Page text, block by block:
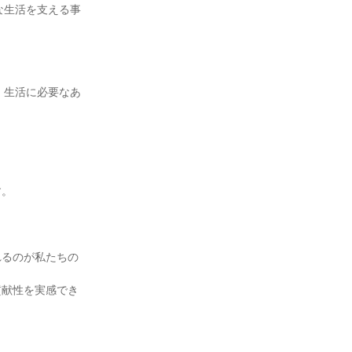
生活を支える事
活に必要なあ
のが私たちの
性を実感でき